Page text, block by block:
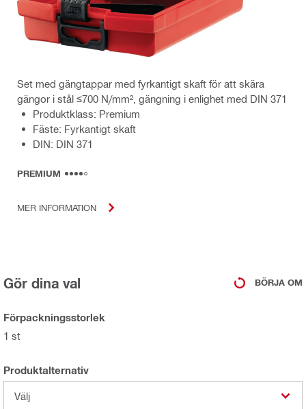
Set med gängtappar med fyrkantigt skaft för att skära
gängor i stål ≤700 N/mm², gängning i enlighet med DIN 371
Produktklass: Premium
Fäste: Fyrkantigt skaft
DIN: DIN 371
PREMIUM
MER INFORMATION
Gör dina val BÖRJA OM
Förpackningsstorlek
1 st
Produktalternativ
Välj